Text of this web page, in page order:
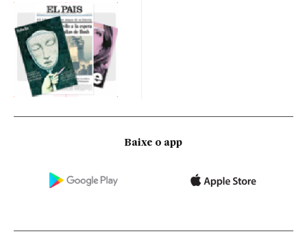
Baixe o app